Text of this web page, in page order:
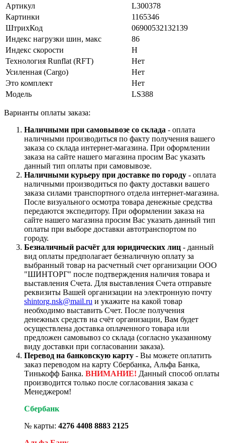
Артикул
L300378
Картинки
1165346
ШтрихКод
06900532132139
Индекс нагрузки шин, макс
86
Индекс скорости
H
Технология Runflat (RFT)
Нет
Усиленная (Cargo)
Нет
Это комплект
Нет
Модель
LS388
Варианты оплаты заказа:
Наличными при самовывозе со склада - оплата
наличными производиться по факту получения вашего
заказа со склада интернет-магазина. При оформлении
заказа на сайте нашего магазина просим Вас указать
данный тип оплаты при самовывозе.
Наличными курьеру при доставке по городу - оплата
наличными производиться по факту доставки вашего
заказа силами транспортного отдела интернет-магазина.
После визуального осмотра товара денежные средства
передаются экспедитору. При оформлении заказа на
сайте нашего магазина просим Вас указать данный тип
оплаты при выборе доставки автотранспортом по
городу.
Безналичный расчёт для юридических лиц - данный
вид оплаты предполагает безналичную оплату за
выбранный товар на расчетный счет организации ООО
"ШИНТОРГ" после подтверждения наличия товара и
выставления Счета. Для выставления Счета отправьте
реквизиты Вашей организации на электронную почту
shintorg.nsk@mail.ru и укажите на какой товар
необходимо выставить Счет. После получения
денежных средств на счёт организации, Вам будет
осуществлена доставка оплаченного товара или
предложен самовывоз со склада (согласно указанному
виду доставки при согласовании заказа).
Перевод на банковскую карту - Вы можете оплатить
заказ переводом на карту Сбербанка, Альфа Банка,
Тинькофф Банка. ВНИМАНИЕ! Данный способ оплаты
производится только после согласования заказа с
Менеджером!
Сбербанк
№ карты: 4276 4408 8883 2125